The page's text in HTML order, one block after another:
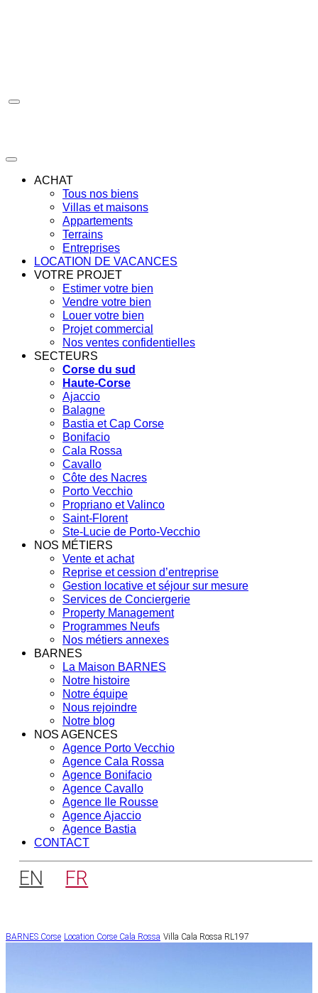
ACHAT
Tous nos biens
Villas et maisons
Appartements
Terrains
Entreprises
LOCATION DE VACANCES
VOTRE PROJET
Estimer votre bien
Vendre votre bien
Louer votre bien
Projet commercial
Nos ventes confidentielles
SECTEURS
Corse du sud
Haute-Corse
Ajaccio
Balagne
Bastia et Cap Corse
Bonifacio
Cala Rossa
Cavallo
Côte des Nacres
Porto Vecchio
Propriano et Valinco
Saint-Florent
Ste-Lucie de Porto-Vecchio
NOS MÉTIERS
Vente et achat
Reprise et cession d’entreprise
Gestion locative et séjour sur mesure
Services de Conciergerie
Property Management
Programmes Neufs
Nos métiers annexes
BARNES
La Maison BARNES
Notre histoire
Notre équipe
Nous rejoindre
Notre blog
NOS AGENCES
Agence Porto Vecchio
Agence Cala Rossa
Agence Bonifacio
Agence Cavallo
Agence Ile Rousse
Agence Ajaccio
Agence Bastia
CONTACT
EN FR
BARNES Corse Location Corse Cala Rossa Villa Cala Rossa RL197